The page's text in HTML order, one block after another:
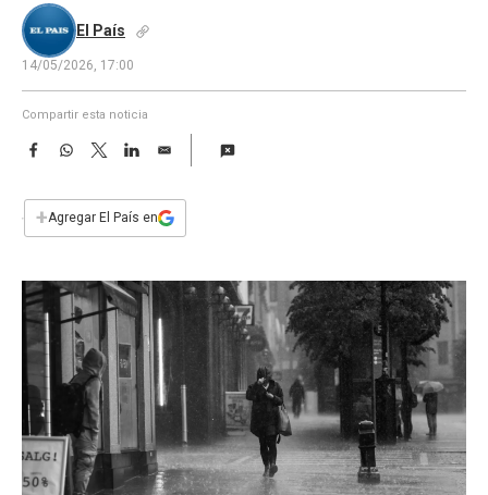
El País
14/05/2026, 17:00
Compartir esta noticia
F
e
b
k
W
s
p
T
w
t
L
n
E
i
l
+Agregar El País en